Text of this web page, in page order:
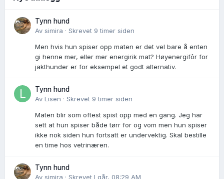
Tynn hund
Av simira · Skrevet 9 timer siden
Men hvis hun spiser opp maten er det vel bare å enten
gi henne mer, eller mer energirik mat? Høyenergifôr for
jakthunder er for eksempel et godt alternativ.
Tynn hund
Av Lisen · Skrevet 9 timer siden
Maten blir som oftest spist opp med en gang. Jeg har
sett at hun spiser både tørr for og vom men hun spiser
ikke nok siden hun fortsatt er undervektig. Skal bestille
en time hos vetrinæren.
Tynn hund
Av simira · Skrevet I går, 08:29 AM